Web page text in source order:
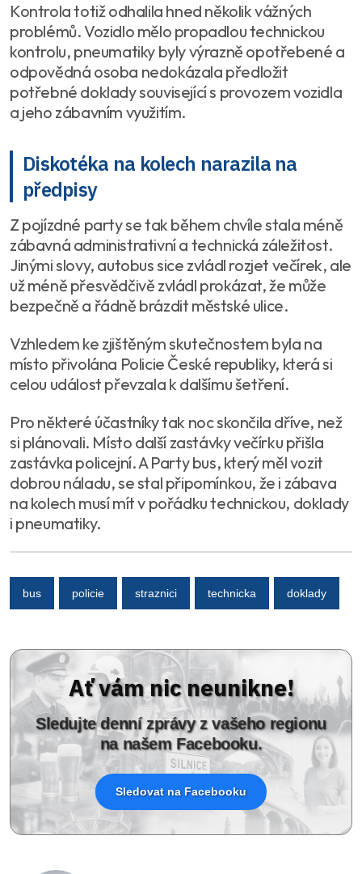
Kontrola totiž odhalila hned několik vážných
problémů. Vozidlo mělo propadlou technickou
kontrolu, pneumatiky byly výrazně opotřebené a
odpovědná osoba nedokázala předložit
potřebné doklady související s provozem vozidla
a jeho zábavním využitím.
Diskotéka na kolech narazila na
předpisy
Z pojízdné party se tak během chvíle stala méně
zábavná administrativní a technická záležitost.
Jinými slovy, autobus sice zvládl rozjet večírek, ale
už méně přesvědčivě zvládl prokázat, že může
bezpečně a řádně brázdit městské ulice.
Vzhledem ke zjištěným skutečnostem byla na
místo přivolána Policie České republiky, která si
celou událost převzala k dalšímu šetření.
Pro některé účastníky tak noc skončila dříve, než
si plánovali. Místo další zastávky večírku přišla
zastávka policejní. A Party bus, který měl vozit
dobrou náladu, se stal připomínkou, že i zábava
na kolech musí mít v pořádku technickou, doklady
i pneumatiky.
bus policie straznici technicka doklady
Ať vám nic neunikne!
Sledujte denní zprávy z vašeho regionu
na našem Facebooku.
Sledovat na Facebooku